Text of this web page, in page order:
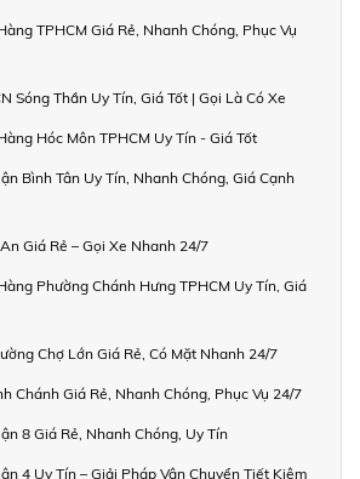
TPHCM Giá Rẻ, Nhanh Chóng, Phục Vụ
Sóng Thần Uy Tín, Giá Tốt | Gọi Là Có Xe
Hóc Môn TPHCM Uy Tín - Giá Tốt
Bình Tân Uy Tín, Nhanh Chóng, Giá Cạnh
Giá Rẻ – Gọi Xe Nhanh 24/7
Phường Chánh Hưng TPHCM Uy Tín, Giá
Chợ Lớn Giá Rẻ, Có Mặt Nhanh 24/7
Chánh Giá Rẻ, Nhanh Chóng, Phục Vụ 24/7
8 Giá Rẻ, Nhanh Chóng, Uy Tín
4 Uy Tín – Giải Pháp Vận Chuyển Tiết Kiệm